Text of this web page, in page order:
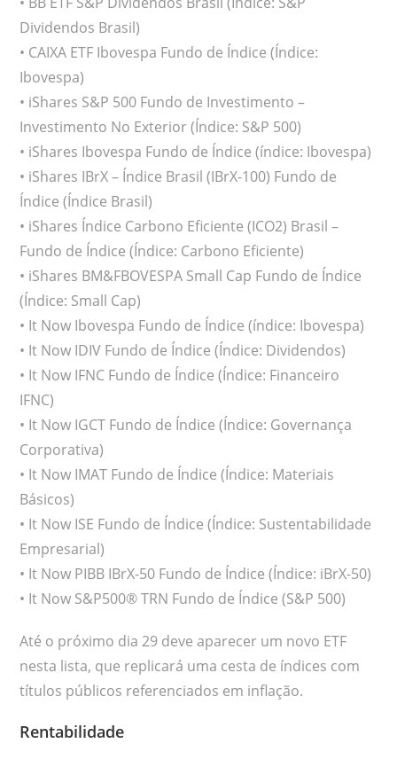
Dividendos Brasil)
• CAIXA ETF Ibovespa Fundo de Índice (Índice:
Ibovespa)
• iShares S&P 500 Fundo de Investimento –
Investimento No Exterior (Índice: S&P 500)
• iShares Ibovespa Fundo de Índice (índice: Ibovespa)
• iShares IBrX – Índice Brasil (IBrX-100) Fundo de
Índice (Índice Brasil)
• iShares Índice Carbono Eficiente (ICO2) Brasil –
Fundo de Índice (Índice: Carbono Eficiente)
• iShares BM&FBOVESPA Small Cap Fundo de Índice
(Índice: Small Cap)
• It Now Ibovespa Fundo de Índice (índice: Ibovespa)
• It Now IDIV Fundo de Índice (Índice: Dividendos)
• It Now IFNC Fundo de Índice (Índice: Financeiro
IFNC)
• It Now IGCT Fundo de Índice (Índice: Governança
Corporativa)
• It Now IMAT Fundo de Índice (Índice: Materiais
Básicos)
• It Now ISE Fundo de Índice (Índice: Sustentabilidade
Empresarial)
• It Now PIBB IBrX-50 Fundo de Índice (Índice: iBrX-50)
• It Now S&P500® TRN Fundo de Índice (S&P 500)
Até o próximo dia 29 deve aparecer um novo ETF
nesta lista, que replicará uma cesta de índices com
títulos públicos referenciados em inflação.
Rentabilidade